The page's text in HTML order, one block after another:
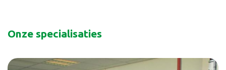
Onze specialisaties